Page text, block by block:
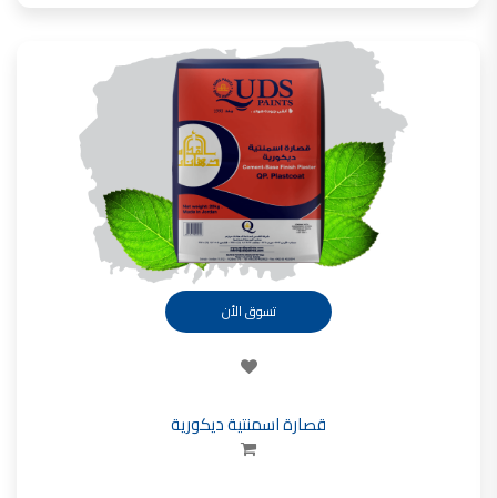
تسوق الأن
قصارة اسمنتية ديكورية